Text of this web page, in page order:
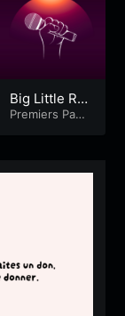
Big Little Ra
p – Episode
Premiers Pas